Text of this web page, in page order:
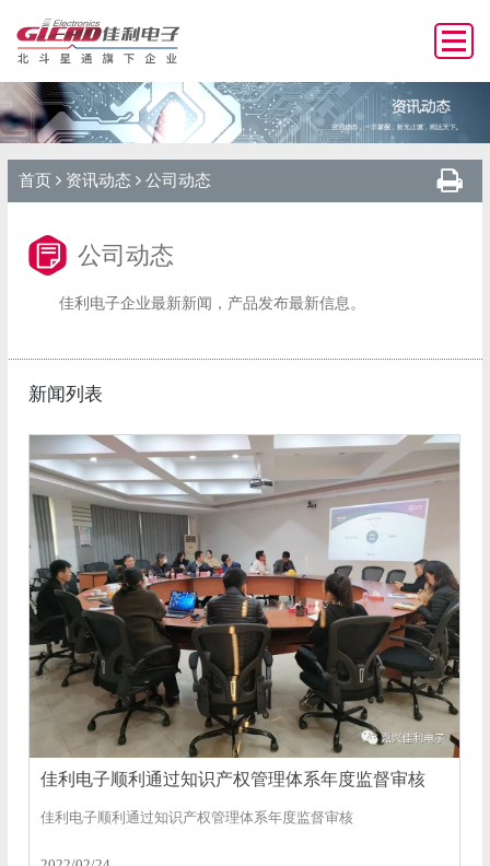
首页 资讯动态 公司动态
公司动态
佳利电子企业最新新闻，产品发布最新信息。
新闻列表
佳利电子顺利通过知识产权管理体系年度监督审核
佳利电子顺利通过知识产权管理体系年度监督审核